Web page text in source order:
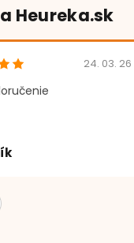
Heureka.sk
24. 03. 26